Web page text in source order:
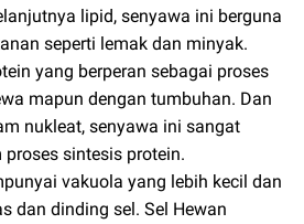
lipid, senyawa ini berguna
seperti lemak dan minyak.
yang berperan sebagai proses
mapun dengan tumbuhan. Dan
nukleat, senyawa ini sangat
sintesis protein.
vakuola yang lebih kecil dan
dan dinding sel. Sel Hewan